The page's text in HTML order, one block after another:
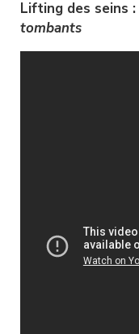
Lifting des seins :
tombants